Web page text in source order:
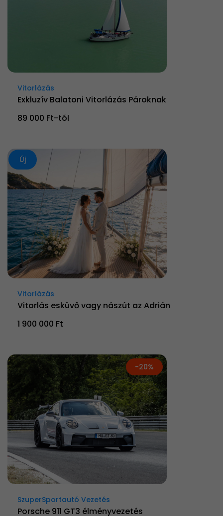
Vitorlázás
Exkluzív Balatoni Vitorlázás Pároknak
89 000 Ft-tól
Új
Vitorlázás
Vitorlás esküvő vagy nászút az Adrián
1 900 000 Ft
-20%
SzuperSportautó Vezetés
Porsche 911 GT3 élményvezetés